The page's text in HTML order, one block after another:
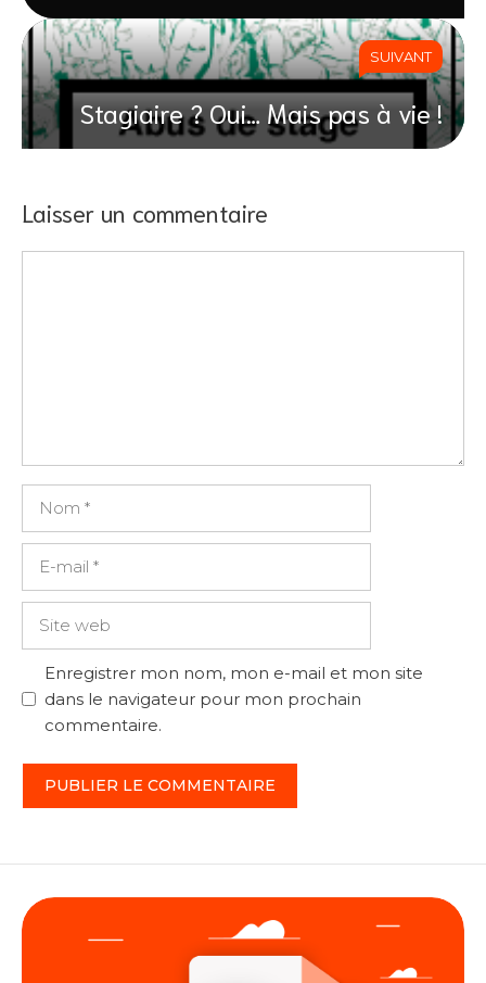
SUIVANT
Stagiaire ? Oui… Mais pas à vie !
Laisser un commentaire
Enregistrer mon nom, mon e-mail et mon site
dans le navigateur pour mon prochain
commentaire.